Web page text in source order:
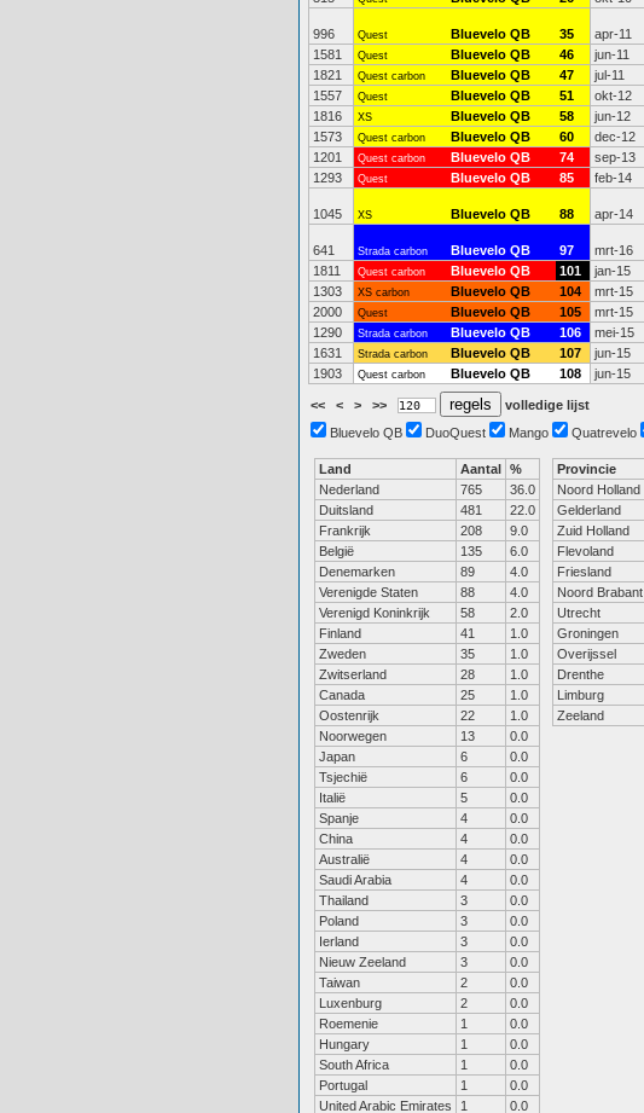
996 Quest Bluevelo QB 35 apr-11
1581
Quest Bluevelo QB 46 jun-11
1821
Quest carbon Bluevelo QB 47 jul-11
1557
Quest Bluevelo QB 51 okt-12
1816
XS Bluevelo QB 58 jun-12
1573
Quest carbon Bluevelo QB 60 dec-12
1201
Quest carbon Bluevelo QB 74 sep-13
1293
Quest Bluevelo QB 85 feb-14
1045 XS Bluevelo QB 88 apr-14
641 Strada carbon Bluevelo QB 97 mrt-16
1811
Quest carbon Bluevelo QB 101 jan-15
1303
XS carbon Bluevelo QB 104 mrt-15
2000
Quest Bluevelo QB 105 mrt-15
1290
Strada carbon Bluevelo QB 106 mei-15
1631
Strada carbon Bluevelo QB 107 jun-15
1903
Quest carbon Bluevelo QB 108 jun-15
<< < > >>
volledige lijst
Bluevelo QB
DuoQuest Mango Quatrevelo
Land Aantal %
Nederland
765
36.0
Duitsland
481
22.0
Frankrijk
208
9.0
België
135
6.0
Denemarken
89
4.0
Verenigde Staten
88
4.0
Verenigd Koninkrijk
58
2.0
Finland
41
1.0
Zweden
35
1.0
Zwitserland
28
1.0
Canada
25
1.0
Oostenrijk
22
1.0
Noorwegen
13
0.0
Japan
6
0.0
Tsjechië
6
0.0
Italië
5
0.0
Spanje
4
0.0
China
4
0.0
Australië
4
0.0
Saudi Arabia
4
0.0
Thailand
3
0.0
Poland
3
0.0
Ierland
3
0.0
Nieuw Zeeland
3
0.0
Taiwan
2
0.0
Luxenburg
2
0.0
Roemenie
1
0.0
Hungary
1
0.0
South Africa
1
0.0
Portugal
1
0.0
United Arabic Emirates
1 0.0
Provincie
Noord Holland
Gelderland
Zuid Holland
Flevoland
Friesland
Noord Brabant
Utrecht
Groningen
Overijssel
Drenthe
Limburg
Zeeland